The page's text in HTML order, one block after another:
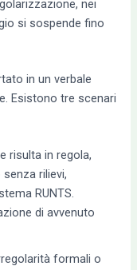
nei
si sospende fino
in un verbale
Esistono tre scenari
risulta in regola,
rilievi,
RUNTS.
di avvenuto
formali o